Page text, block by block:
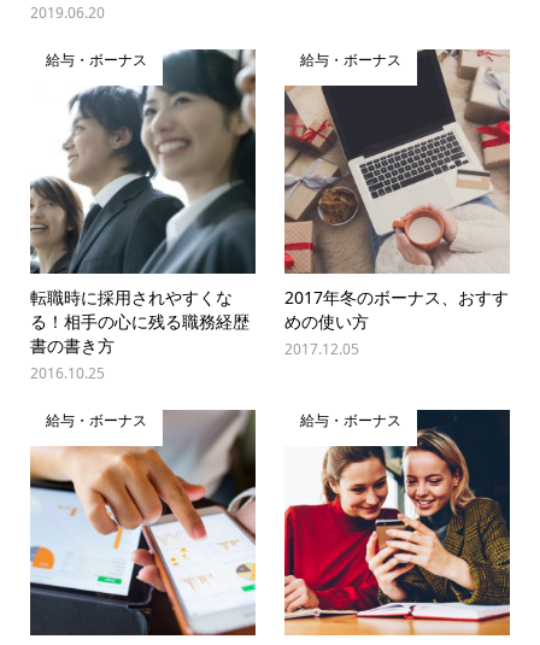
2019.06.20
給与・ボーナス
転職時に採用されやすくな
る！相手の心に残る職務経歴
書の書き方
2016.10.25
給与・ボーナス
2017年冬のボーナス、おすす
めの使い方
2017.12.05
給与・ボーナス 給与・ボーナス